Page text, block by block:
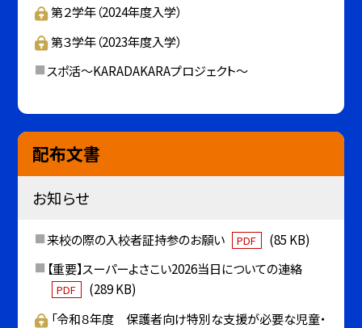
第２学年（2024年度入学）
第３学年（2023年度入学）
スポ活～KARADAKARAプロジェクト～
配布文書
お知らせ
来校の際の入校者証持参のお願い PDF
(85 KB)
【重要】スーパーよさこい2026当日についての連絡
PDF
(289 KB)
「令和８年度 保護者向け特別な支援が必要な児童・